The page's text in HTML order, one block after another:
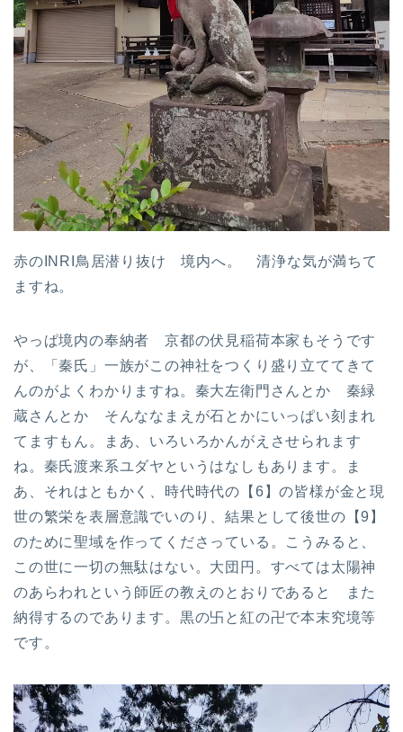
赤のINRI鳥居潜り抜け 境内へ。 清浄な気が満ちて
ますね。
やっぱ境内の奉納者 京都の伏見稲荷本家もそうです
が、「秦氏」一族がこの神社をつくり盛り立ててきて
んのがよくわかりますね。秦大左衛門さんとか 秦緑
蔵さんとか そんななまえが石とかにいっぱい刻まれ
てますもん。まあ、いろいろかんがえさせられます
ね。秦氏渡来系ユダヤというはなしもあります。ま
あ、それはともかく、時代時代の【6】の皆様が金と現
世の繁栄を表層意識でいのり、結果として後世の【9】
のために聖域を作ってくださっている。こうみると、
この世に一切の無駄はない。大団円。すべては太陽神
のあらわれという師匠の教えのとおりであると また
納得するのであります。黒の卐と紅の卍で本末究境等
です。